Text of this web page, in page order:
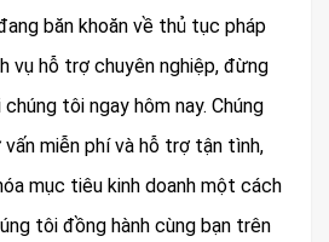
băn khoăn về thủ tục pháp
vụ hỗ trợ chuyên nghiệp, đừng
tôi ngay hôm nay. Chúng
miễn phí và hỗ trợ tận tình,
mục tiêu kinh doanh một cách
tôi đồng hành cùng bạn trên